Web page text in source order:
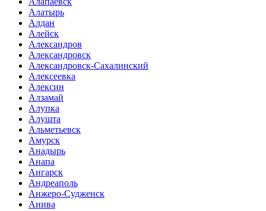
Алатырь
Алдан
Алейск
Александров
Александровск
Александровск-Сахалинский
Алексеевка
Алексин
Алзамай
Алупка
Алушта
Альметьевск
Амурск
Анадырь
Анапа
Ангарск
Андреаполь
Анжеро-Судженск
Анива